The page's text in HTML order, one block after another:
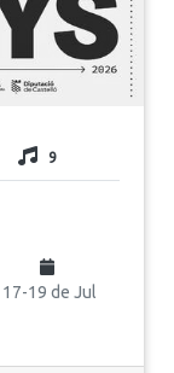
9
17-19 de Jul